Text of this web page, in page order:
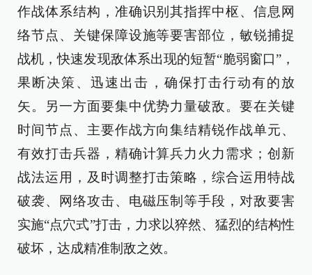
作战体系结构，准确识别其指挥中枢、信息网
络节点、关键保障设施等要害部位，敏锐捕捉
战机，快速发现敌体系出现的短暂“脆弱窗口”，
果断决策、迅速出击，确保打击行动有的放
矢。另一方面要集中优势力量破敌。要在关键
时间节点、主要作战方向集结精锐作战单元、
有效打击兵器，精确计算兵力火力需求；创新
战法运用，及时调整打击策略，综合运用特战
破袭、网络攻击、电磁压制等手段，对敌要害
实施“点穴式”打击，力求以猝然、猛烈的结构性
破坏，达成精准制敌之效。